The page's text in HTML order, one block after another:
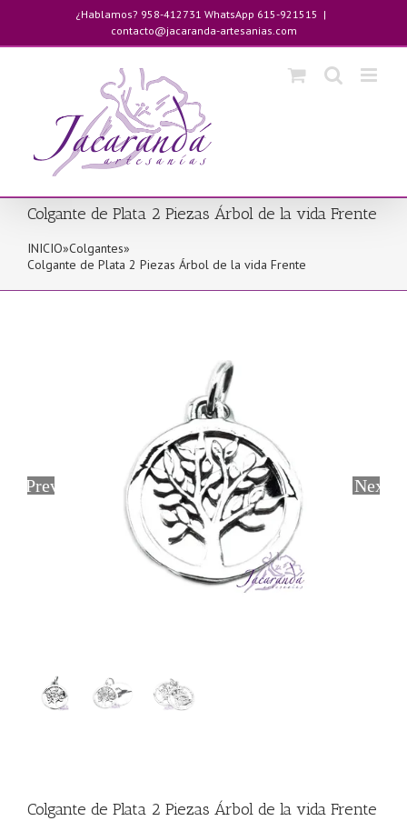
contenido
¿Hablamos? 958-412731 WhatsApp 615-921515 |
contacto@jacaranda-artesanias.com
Colgante de Plata 2 Piezas Árbol de la vida Frente
INICIO»Colgantes»
Colgante de Plata 2 Piezas Árbol de la vida Frente
Previous Next
Colgante de Plata 2 Piezas Árbol de la vida Frente